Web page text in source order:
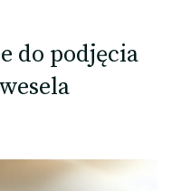
do podjęcia